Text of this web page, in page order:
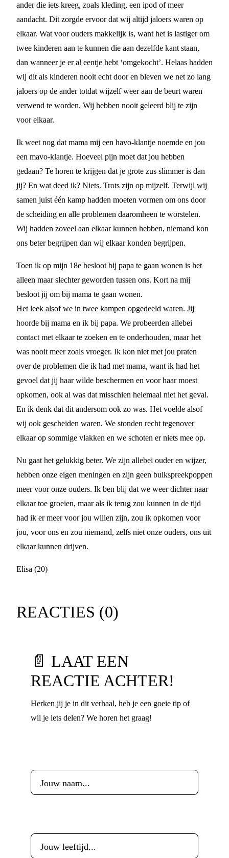
ander die iets kreeg, zoals kleding, een ipod of meer
aandacht. Dit zorgde ervoor dat wij altijd jaloers waren op
elkaar. Wat voor ouders makkelijk is, want het is lastiger om
twee kinderen aan te kunnen die aan dezelfde kant staan,
dan wanneer je er al eentje hebt ‘omgekocht’. Helaas hadden
wij dit als kinderen nooit echt door en bleven we net zo lang
jaloers op de ander totdat wijzelf weer aan de beurt waren
verwend te worden. Wij hebben nooit geleerd blij te zijn
voor elkaar.
Ik weet nog dat mama mij een havo-klantje noemde en jou
een mavo-klantje. Hoeveel pijn moet dat jou hebben
gedaan? Te horen te krijgen dat je grote zus slimmer is dan
jij? En wat deed ik? Niets. Trots zijn op mijzelf. Terwijl wij
samen juist één kamp hadden moeten vormen om ons door
de scheiding en alle problemen daaromheen te worstelen.
Wij hadden zoveel aan elkaar kunnen hebben, niemand kon
ons beter begrijpen dan wij elkaar konden begrijpen.
Toen ik op mijn 18e besloot bij papa te gaan wonen is het
alleen maar slechter geworden tussen ons. Kort na mij
besloot jij om bij mama te gaan wonen.
Het leek alsof we in twee kampen opgedeeld waren. Jij
hoorde bij mama en ik bij papa. We probeerden allebei
contact met elkaar te zoeken en te onderhouden, maar het
was nooit meer zoals vroeger. Ik kon niet met jou praten
over de problemen die ik had met mama, want ik had het
gevoel dat jij haar wilde beschermen en voor haar moest
opkomen, ook al was dat misschien helemaal niet het geval.
En ik denk dat dit andersom ook zo was. Het voelde alsof
wij ook gescheiden waren. We stonden recht tegenover
elkaar op sommige vlakken en we schoten er niets mee op.
Nu gaat het gelukkig beter. We zijn allebei ouder en wijzer,
hebben onze eigen meningen en zijn geen buikspreekpoppen
meer voor onze ouders. Ik ben blij dat we weer dichter naar
elkaar toe groeien, maar als ik terug zou kunnen in de tijd
had ik er meer voor jou willen zijn, zou ik opkomen voor
jou, voor ons en zou niemand, zelfs niet onze ouders, ons uit
elkaar kunnen drijven.
Elisa (20)
REACTIES (0)
📄 LAAT EEN
REACTIE ACHTER!
Herken jij je in dit verhaal, heb je een goeie tip of
wil je iets delen? We horen het graag!